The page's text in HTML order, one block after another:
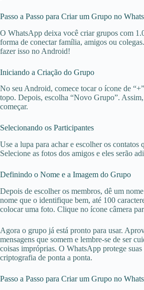
Passo a Passo para Criar um Grupo no
O WhatsApp deixa você criar grupos com
forma de conectar família, amigos ou
fazer isso no Android!
Iniciando a Criação do Grupo
No seu Android, comece tocar o ícone de
topo. Depois, escolha “Novo Grupo”.
começar.
Selecionando os Participantes
Use a lupa para achar e escolher os contatos
Selecione as fotos dos amigos e eles serão
Definindo o Nome e a Imagem do Grupo
Depois de escolher os membros, dê um
nome que o identifique bem, até 100
colocar uma foto. Clique no ícone câmera
Agora o grupo já está pronto para usar.
mensagens que somem e lembre-se de ser
coisas impróprias. O WhatsApp protege suas
criptografia de ponta a ponta.
Passo a Passo para Criar um Grupo no